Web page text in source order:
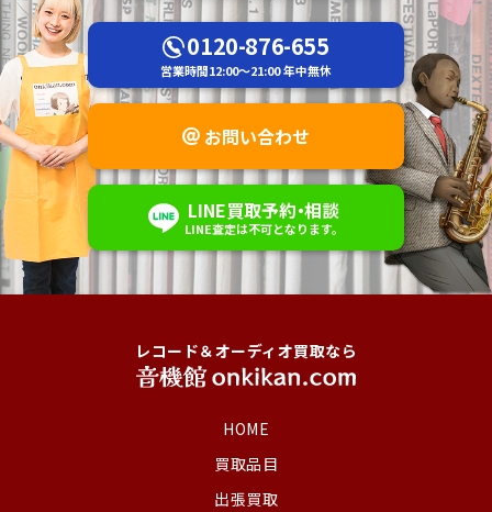
0120-876-655
営業時間12:00～21:00年中無休
お問い合わせ
LINE買取予約・相談
LINE査定は不可となります。
レコード＆オーディオ買取なら
HOME
買取品目
出張買取